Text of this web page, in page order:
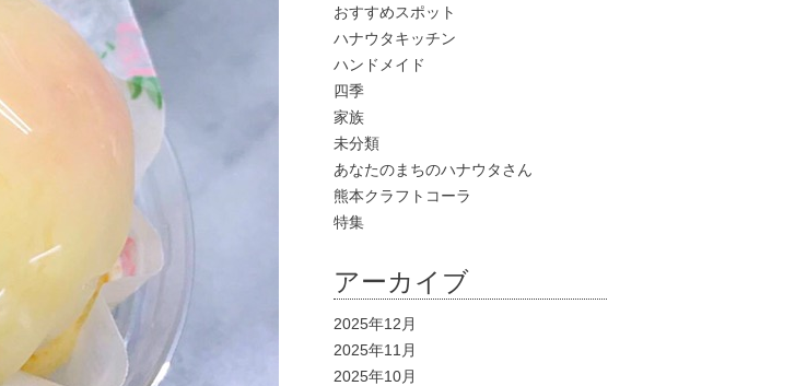
おすすめスポット
ハナウタキッチン
ハンドメイド
四季
家族
未分類
あなたのまちのハナウタさん
熊本クラフトコーラ
特集
アーカイブ
2025年12月
2025年11月
2025年10月